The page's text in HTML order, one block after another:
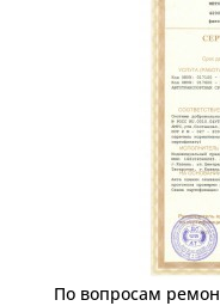
По вопросам